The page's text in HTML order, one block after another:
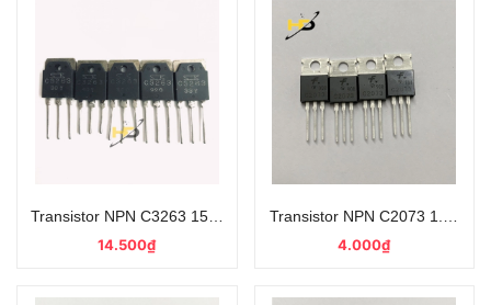
Transistor NPN C3263 15A 230V Dùng Trong Amply Chân
14.500₫
Transistor NPN C2073 1.5A
4.000₫